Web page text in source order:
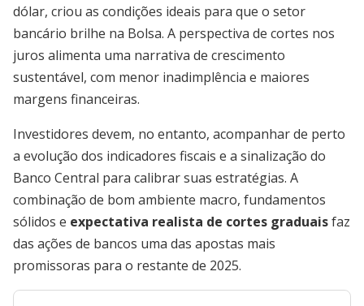
dólar, criou as condições ideais para que o setor
bancário brilhe na Bolsa. A perspectiva de cortes nos
juros alimenta uma narrativa de crescimento
sustentável, com menor inadimplência e maiores
margens financeiras.
Investidores devem, no entanto, acompanhar de perto
a evolução dos indicadores fiscais e a sinalização do
Banco Central para calibrar suas estratégias. A
combinação de bom ambiente macro, fundamentos
sólidos e expectativa realista de cortes graduaisfaz
das ações de bancos uma das apostas mais
promissoras para o restante de 2025.